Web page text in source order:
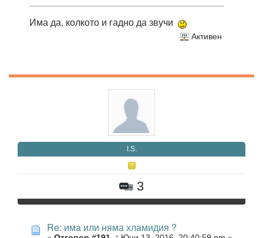
Има да, колкото и гадно да звучи
Активен
I.S.
3
Re: има или няма хламидия ?